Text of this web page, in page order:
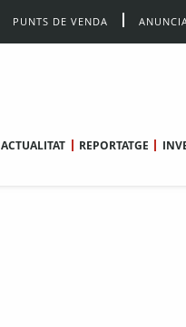
PUNTS DE VENDA
ACTUALITAT REPORTATGE